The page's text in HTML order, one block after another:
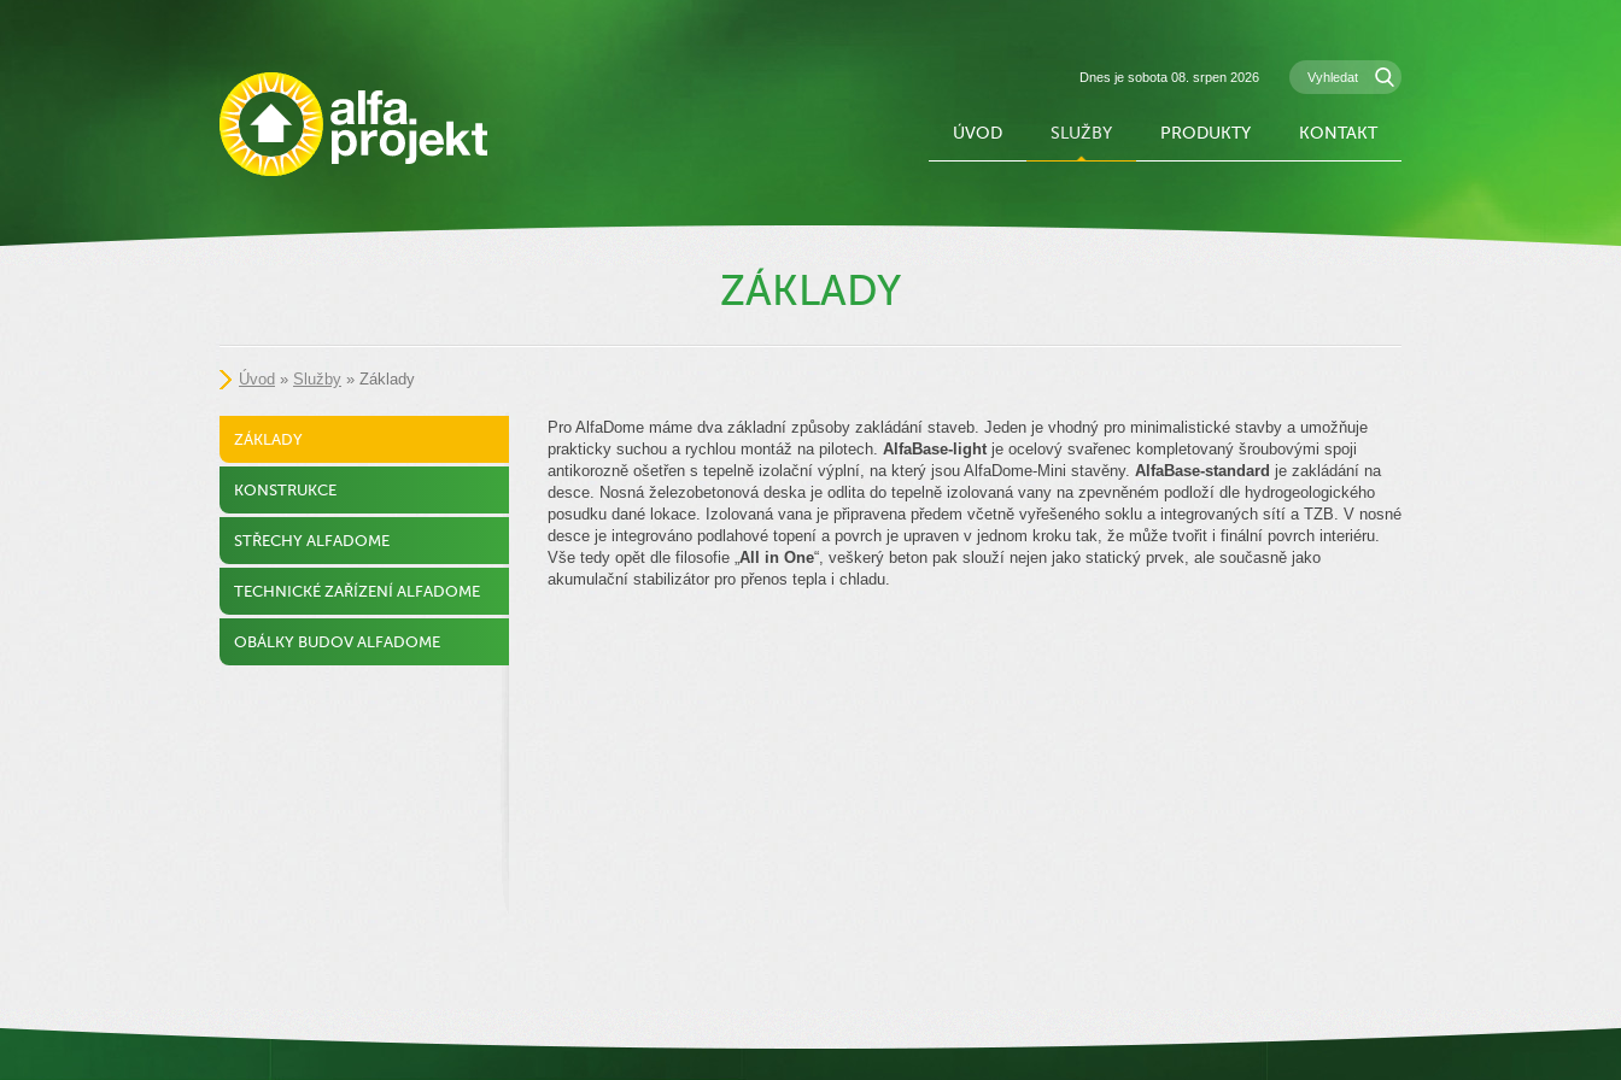
Dnes je sobota 08. srpen 2026
ÚVOD SLUŽBY PRODUKTY KONTAKT
ZÁKLADY
Úvod » Služby » Základy
ZÁKLADY
KONSTRUKCE
STŘECHY ALFADOME
TECHNICKÉ ZAŘÍZENÍ ALFADOME
OBÁLKY BUDOV ALFADOME
Pro AlfaDome máme dva základní způsoby zakládání staveb. Jeden je vhodný pro minimalistické stavby a umožňuje
prakticky suchou a rychlou montáž na pilotech. AlfaBase-lightje ocelový svařenec kompletovaný šroubovými spoji
antikorozně ošetřen s tepelně izolační výplní, na který jsou AlfaDome-Mini stavěny. AlfaBase-standard je zakládání na
desce. Nosná železobetonová deska je odlita do tepelně izolovaná vany na zpevněném podloží dle hydrogeologického
posudku dané lokace. Izolovaná vana je připravena předem včetně vyřešeného soklu a integrovaných sítí a TZB. V nosné
desce je integrováno podlahové topení a povrch je upraven v jednom kroku tak, že může tvořit i finální povrch interiéru.
Vše tedy opět dle filosofie „All in One“, veškerý beton pak slouží nejen jako statický prvek, ale současně jako
akumulační stabilizátor pro přenos tepla i chladu.